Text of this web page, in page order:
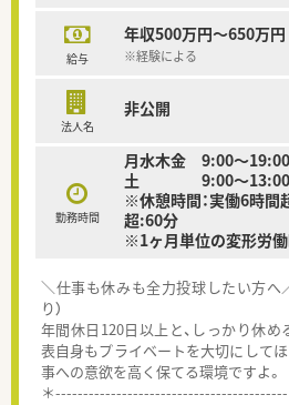
給与
年収500万円～650万円
※経験による
法人名
非公開
勤務時間
月水木金 9:00〜19:00
土 9:00〜13:00
※休憩時間：実働6時
超:60分
※1ヶ月単位の変形労
＼仕事も休みも全力投球したい方へ
り）
年間休日120日以上と、しっかり休
表自身もプライベートを大切にして
事への意欲を高く保てる環境ですよ。
＊------------------------------------------